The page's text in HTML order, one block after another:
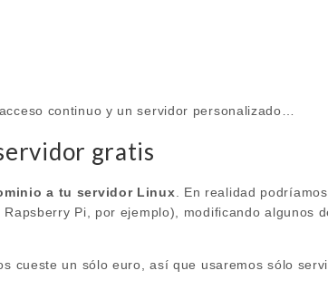
continuo y un servidor personalizado…
gratis
a tu servidor Linux . En realidad
Pi, por ejemplo), modificando algunos
cueste un sólo euro, así que usaremos sólo